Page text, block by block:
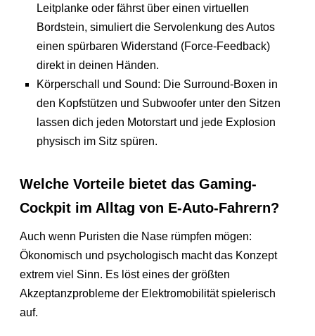
Leitplanke oder fährst über einen virtuellen
Bordstein, simuliert die Servolenkung des Autos
einen spürbaren Widerstand (Force-Feedback)
direkt in deinen Händen.
Körperschall und Sound: Die Surround-Boxen in
den Kopfstützen und Subwoofer unter den Sitzen
lassen dich jeden Motorstart und jede Explosion
physisch im Sitz spüren.
Welche Vorteile bietet das Gaming-
Cockpit im Alltag von E-Auto-Fahrern?
Auch wenn Puristen die Nase rümpfen mögen:
Ökonomisch und psychologisch macht das Konzept
extrem viel Sinn. Es löst eines der größten
Akzeptanzprobleme der Elektromobilität spielerisch
auf.